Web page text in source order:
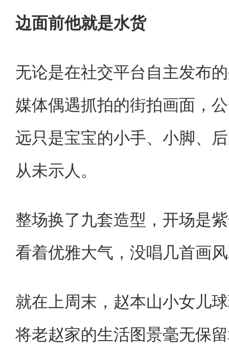
边面前他就是水货
无论是在社交平台自主发布
媒体偶遇抓拍的街拍画面，
远只是宝宝的小手、小脚、
从未示人。
整场换了九套造型，开场是
看着优雅大气，没唱几首画
就在上周末，赵本山小女儿
将老赵家的生活图景毫无保